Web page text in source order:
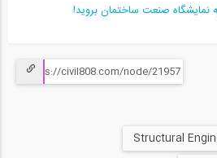
نمایشگاه صنعت ساختمان بروید!